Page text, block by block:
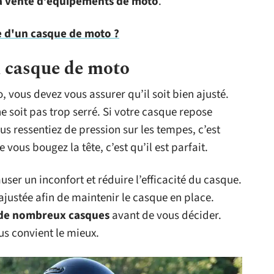
casque de moto ?
de moto
vous devez vous assurer qu’il soit bien ajusté.
soit pas trop serré. Si votre casque repose
ressentiez de pression sur les tempes, c’est
vous bougez la tête, c’est qu’il est parfait.
un inconfort et réduire l’efficacité du casque.
afin de maintenir le casque en place.
nombreux casquesavant de vous décider.
convient le mieux.